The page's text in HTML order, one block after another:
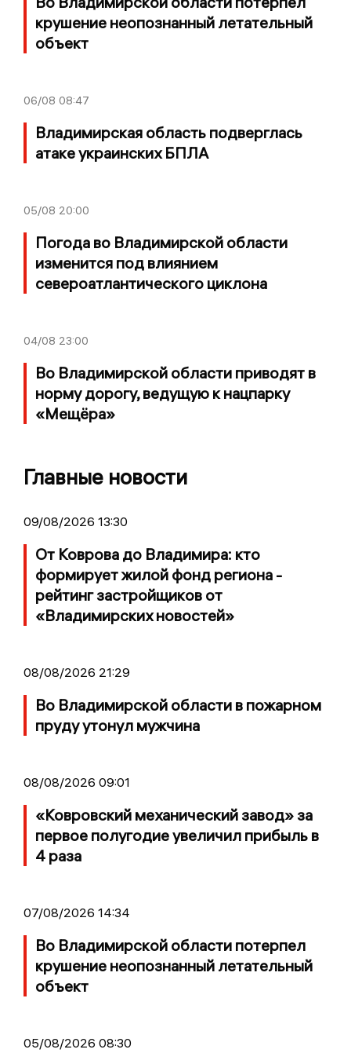
крушение неопознанный летательный
объект
06/08 08:47
Владимирская область подверглась
атаке украинских БПЛА
05/08 20:00
Погода во Владимирской области
изменится под влиянием
североатлантического циклона
04/08 23:00
Во Владимирской области приводят в
норму дорогу, ведущую к нацпарку
«Мещёра»
Главные новости
09/08/2026 13:30
От Коврова до Владимира: кто
формирует жилой фонд региона -
рейтинг застройщиков от
«Владимирских новостей»
08/08/2026 21:29
Во Владимирской области в пожарном
пруду утонул мужчина
08/08/2026 09:01
«Ковровский механический завод» за
первое полугодие увеличил прибыль в
4 раза
07/08/2026 14:34
Во Владимирской области потерпел
крушение неопознанный летательный
объект
05/08/2026 08:30